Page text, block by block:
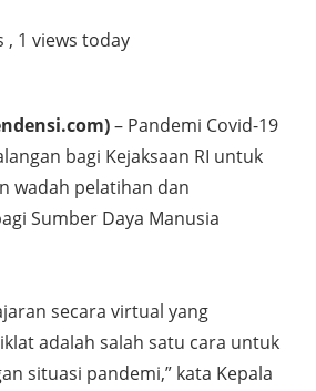
, 1 views today
– Pandemi Covid-19
bagi Kejaksaan RI untuk
wadah pelatihan dan
Sumber Daya Manusia
secara virtual yang
adalah salah satu cara untuk
situasi pandemi,” kata Kepala